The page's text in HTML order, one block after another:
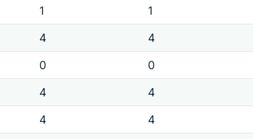
1 1
4 4
0 0
4 4
4 4